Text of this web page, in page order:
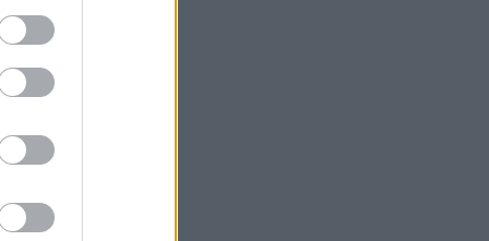
λιπασμάτων
από τα τέλη Ιουνίου - Σε νέα υψηλά ο
Stoxx 600
Κορυφώνεται η έξοδος των εκδρομέων
- Στο 100% η πληρότητα σε πολλά
Η Ιταλία απαντά στην Ισπανία: «Δεν
δεχόμαστε τελεσίγραφα» - Σε ισχύ οι